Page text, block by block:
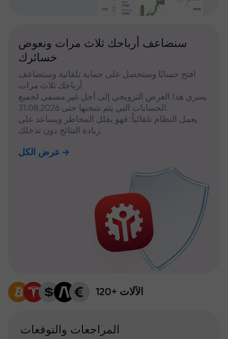
سنضاعف أرباحك ثلاث مرات ونعوض
خسائرك
افتح حسابًا وستحصل على حماية تلقائية وستضاعف
أرباحك ثلاث مرات
يسري هذا العرض الترويجي إلى أجل غير مسمى لجميع
الحسابات التي يتم شحنها حتى 31.08.2026.
يعمل النظام تلقائياً: فهو يقلل المخاطر ويساعد على
زيادة النتائج دون تدخلك
عرض الكل
120+ الآلات
المراجعات والتوقعات